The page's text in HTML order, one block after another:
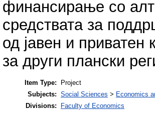
финансирање со
средствата за
од јавен и
за други плански
Item Type:
Project
Subjects: Social Sciences > Economics
Divisions:
Faculty of Economics